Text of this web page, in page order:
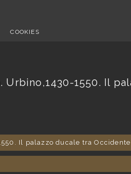
COOKIES
1550. Il
Il palazzo ducale tra